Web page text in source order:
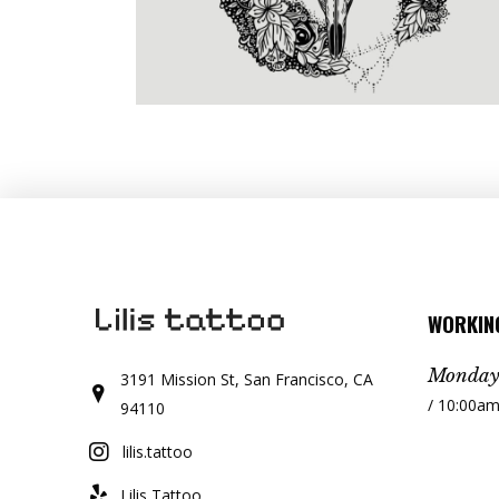
3191 Mission St, San Francisco, CA
94110
lilis.tattoo
Lilis Tattoo
/